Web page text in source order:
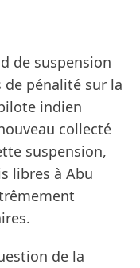
de suspension
pénalité sur la
indien
collecté
suspension,
libres à Abu
de la